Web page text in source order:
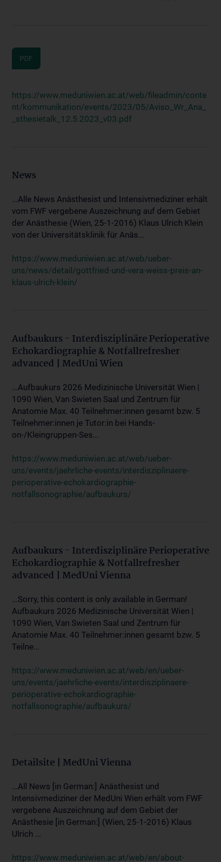
PDF
https://www.meduniwien.ac.at/web/fileadmin/conte
nt/kommunikation/events/2023/05/Aviso_Wr_Ana_
_sthesietalk_12.5.2023_v03.pdf
News
...Alle News Anästhesist und Intensivmediziner erhält
vom FWF vergebene Auszeichnung auf dem Gebiet
der Anästhesie (Wien, 25-1-2016) Klaus Ulrich Klein
von der Universitätsklinik für Anäs...
https://www.meduniwien.ac.at/web/ueber-
uns/news/detail/gottfried-und-vera-weiss-preis-an-
klaus-ulrich-klein/
Aufbaukurs - Interdisziplinäre Perioperative
Echokardiographie & Notfallrefresher
advanced | MedUni Wien
...Aufbaukurs 2026 Medizinische Universität Wien |
1090 Wien, Van Swieten Saal und Zentrum für
Anatomie Max. 40 Teilnehmer:innen gesamt bzw. 5
Teilnehmer:innen je Tutor:in bei Hands-
on-/Kleingruppen-Ses...
https://www.meduniwien.ac.at/web/ueber-
uns/events/jaehrliche-events/interdisziplinaere-
perioperative-echokardiographie-
notfallsonographie/aufbaukurs/
Aufbaukurs - Interdisziplinäre Perioperative
Echokardiographie & Notfallrefresher
advanced | MedUni Vienna
...Sorry, this content is only available in German!
Aufbaukurs 2026 Medizinische Universität Wien |
1090 Wien, Van Swieten Saal und Zentrum für
Anatomie Max. 40 Teilnehmer:innen gesamt bzw. 5
Teilne...
https://www.meduniwien.ac.at/web/en/ueber-
uns/events/jaehrliche-events/interdisziplinaere-
perioperative-echokardiographie-
notfallsonographie/aufbaukurs/
Detailsite | MedUni Vienna
...All News [in German:] Anästhesist und
Intensivmediziner der MedUni Wien erhält vom FWF
vergebene Auszeichnung auf dem Gebiet der
Anästhesie [in German:] (Wien, 25-1-2016) Klaus
Ulrich ...
https://www.meduniwien.ac.at/web/en/about-